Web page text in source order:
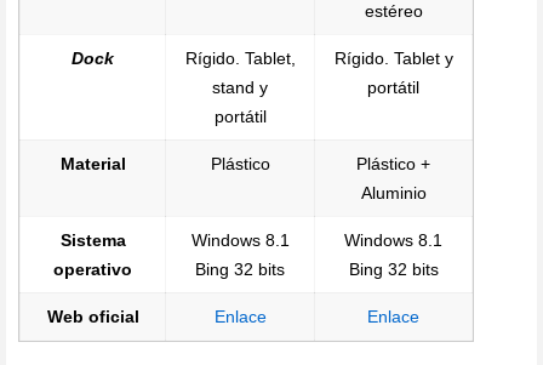
estéreo
Dock
Rígido. Tablet,
stand y
portátil
Rígido. Tablet y
portátil
Material Plástico
Plástico +
Aluminio
Sistema
operativo
Windows 8.1
Bing 32 bits
Windows 8.1
Bing 32 bits
Web oficial Enlace Enlace